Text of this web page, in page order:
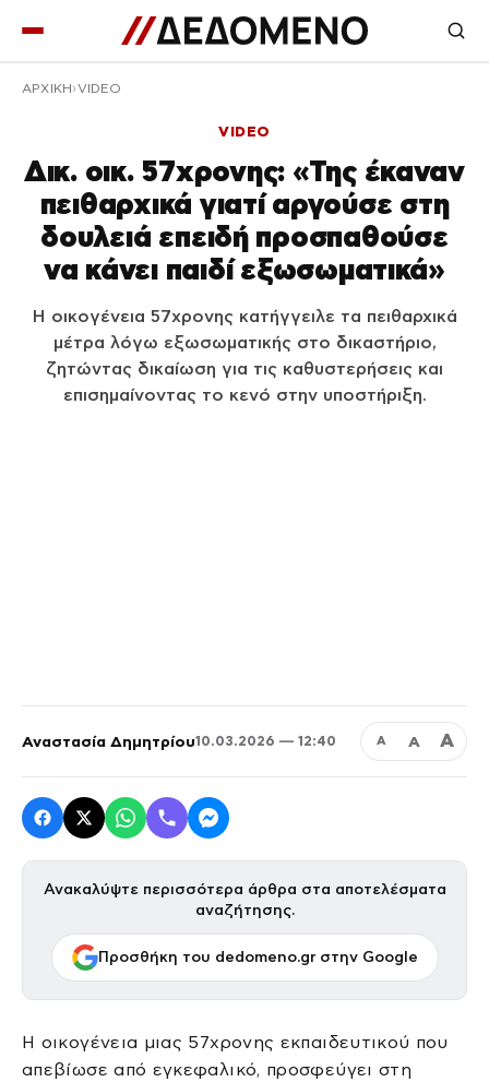
ΑΡΧΙΚΉ VIDEO
VIDEO
Δικ. οικ. 57χρονης: «Της έκαναν
πειθαρχικά γιατί αργούσε στη
δουλειά επειδή προσπαθούσε
να κάνει παιδί εξωσωματικά»
Η οικογένεια 57χρονης κατήγγειλε τα πειθαρχικά
μέτρα λόγω εξωσωματικής στο δικαστήριο,
ζητώντας δικαίωση για τις καθυστερήσεις και
επισημαίνοντας το κενό στην υποστήριξη.
Αναστασία Δημητρίου10.03.2026 — 12:40 Α Α Α
Ανακαλύψτε περισσότερα άρθρα στα αποτελέσματα
αναζήτησης.
Προσθήκη του dedomeno.gr στην Google
Η οικογένεια μιας 57χρονης εκπαιδευτικού που
απεβίωσε από εγκεφαλικό, προσφεύγει στη